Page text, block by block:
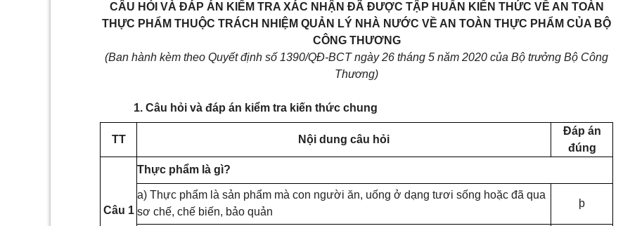
CÂU HỎI VÀ ĐÁP ÁN KIỂM TRA XÁC NHẬN ĐÃ ĐƯỢC TẬP HUẤN KIẾN THỨC VỀ AN TOÀN
THỰC PHẨM THUỘC TRÁCH NHIỆM QUẢN LÝ NHÀ NƯỚC VỀ AN TOÀN THỰC PHẨM CỦA BỘ
CÔNG THƯƠNG
(Ban hành kèm theo Quyết định số 1390/QĐ-BCT ngày26 tháng 5 năm 2020 của Bộ trưởng Bộ Công
Thương)
1. Câu hỏi và đáp án kiểm tra kiến thức chung
TT Nội dung câu hỏi
Đáp án
đúng
Câu 1
Thực phẩm là gì?
a) Thực phẩm là sản phẩm mà con người ăn, uống ở dạng tươi sống hoặc đã qua
sơ chế, chế biến, bảo quản
þ